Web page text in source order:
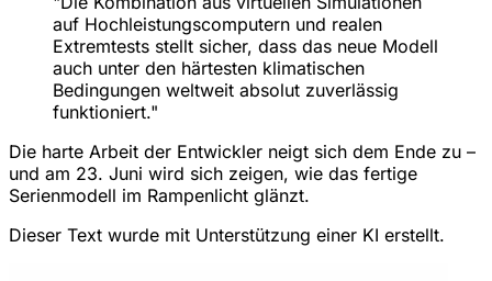
auf Hochleistungscomputern und realen
Extremtests stellt sicher, dass das neue Modell
auch unter den härtesten klimatischen
Bedingungen weltweit absolut zuverlässig
funktioniert."
Die harte Arbeit der Entwickler neigt sich dem Ende zu –
und am 23. Juni wird sich zeigen, wie das fertige
Serienmodell im Rampenlicht glänzt.
Dieser Text wurde mit Unterstützung einer KI erstellt.